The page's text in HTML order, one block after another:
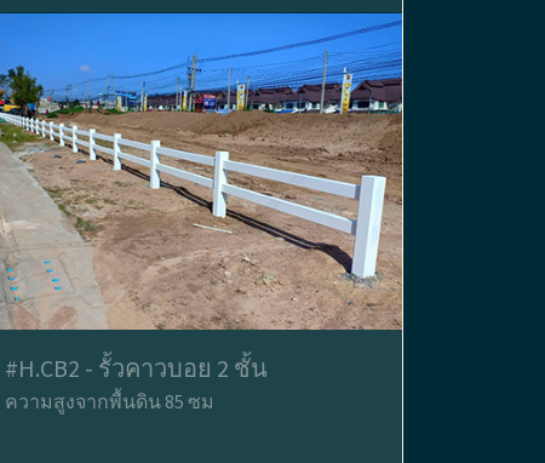
#H.CB2 - รั้วคาวบอย 2 ชั้น
ความสูงจากพื้นดิน 85 ซม